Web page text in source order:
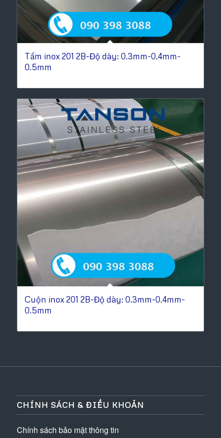
Tấm inox 201 2B-Độ dày: 0.3mm-0.4mm-
0.5mm
Cuộn inox 201 2B-Độ dày: 0.3mm-0.4mm-
0.5mm
CHÍNH SÁCH & ĐIỀU KHOẢN
Chính sách bảo mật thông tin